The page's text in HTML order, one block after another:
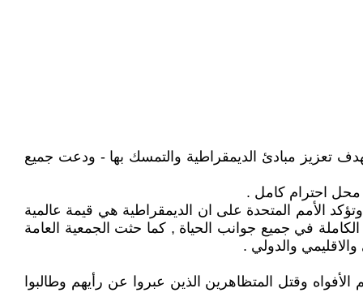
اليوم العالمي للديمقراطية - بهدف تعزيز مبادئ الديمقراطية والتمسك بها - ودعت جميع
محل احترام كامل .
في العالم , وتؤكد الأمم المتحدة على ان الديمقراطية هي قيمة عالمية
الكاملة في جميع جوانب الحياة , كما حثت الجمعية العامة
والدولي .
, وتم تكميم الأفواه وقتل المتظاهرين الذين عبروا عن رأيهم وطالبوا